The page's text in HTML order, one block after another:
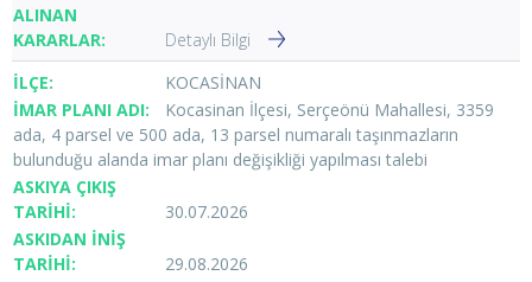
Detaylı Bilgi
KOCASİNAN
Kocasinan İlçesi, Serçeönü Mahallesi, 3359
ada, 4 parsel ve 500 ada, 13 parsel numaralı taşınmazların
bulunduğu alanda imar planı değişikliği yapılması talebi
30.07.2026
29.08.2026